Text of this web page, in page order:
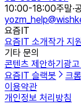
10:00-18:00주말·
요즘IT
요즘IT 소개작가 지
기타 문의
콘텐츠 제안하기 광고
요즘IT 슬랙봇
크
이용약관
개인정보 처리방침